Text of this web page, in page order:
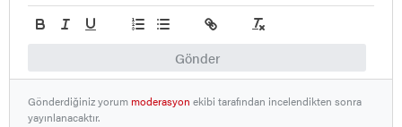
Gönder
Gönderdiğiniz yorummoderasyon ekibi tarafından incelendikten sonra
yayınlanacaktır.